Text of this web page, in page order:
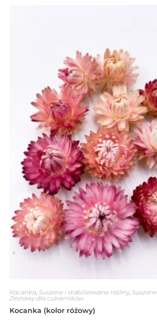
Kocanka, Suszone i stabilizowane rośliny,
Zestawy dla cukierników
Kocanka (kolor różowy)